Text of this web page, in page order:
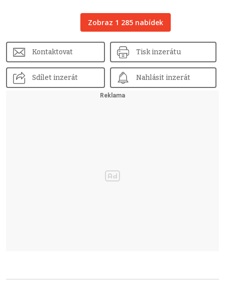
Zobraz 1 285 nabídek
Kontaktovat Tisk inzerátu
Sdílet inzerát Nahlásit inzerát